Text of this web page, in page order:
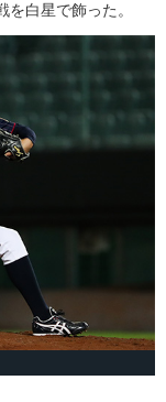
白星で飾った。